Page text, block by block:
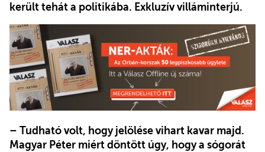
került tehát a politikába. Exkluzív villáminterjú.
– Tudható volt, hogy jelölése vihart kavar majd.
Magyar Péter miért döntött úgy, hogy a sógorát